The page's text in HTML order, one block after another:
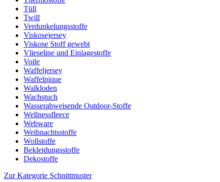
Tüll
Twill
Verdunkelungsstoffe
Viskosejersey
Viskose Stoff gewebt
Vlieseline und Einlagestoffe
Voile
Waffeljersey
Waffelpique
Walkloden
Wachstuch
Wasserabweisende Outdoor-Stoffe
Wellnessfleece
Webware
Weihnachtsstoffe
Wollstoffe
Bekleidungsstoffe
Dekostoffe
Zur Kategorie Schnittmuster